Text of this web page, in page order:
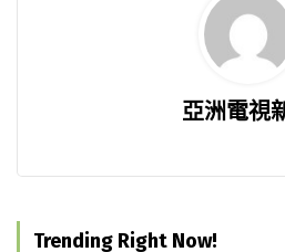
亞洲電視
Trending Right Now!